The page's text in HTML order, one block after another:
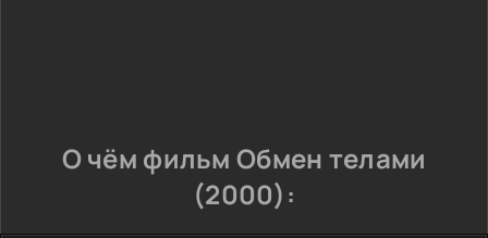
О чём фильм Обмен телами
(2000):